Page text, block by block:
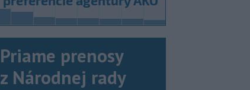
Priame prenosy
z Národnej rady